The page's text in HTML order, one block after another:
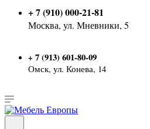
+ 7 (910) 000-21-81
Москва, ул. Мневники, 5
+ 7 (913) 601-80-09
Омск, ул. Конева, 14